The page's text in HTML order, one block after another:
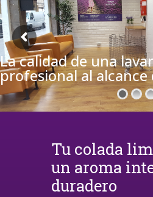
La calidad de una
profesional al
Tu colada
un aroma
duradero